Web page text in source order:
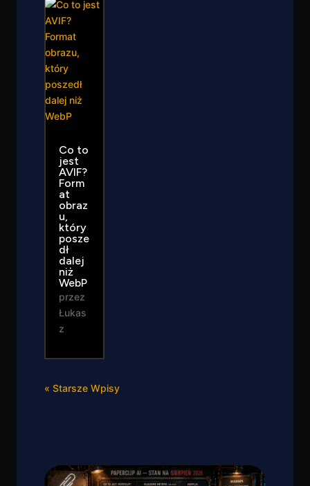
Co to
jest
AVIF?
Form
at
obraz
u,
który
posze
dł
dalej
niż
WebP
przez
Łukas
z
« Starsze Wpisy